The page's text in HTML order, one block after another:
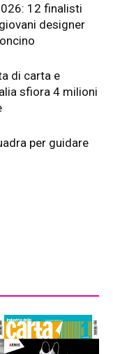
12 finalisti
designer
di carta e
sfiora 4 milioni
per guidare